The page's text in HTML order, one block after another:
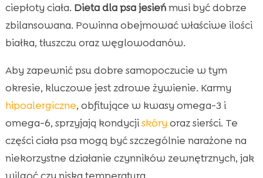
ciepłoty ciała. Dieta dla psa jesieńmusi być dobrze
zbilansowana. Powinna obejmować właściwe ilości
białka, tłuszczu oraz węglowodanów.
Aby zapewnić psu dobre samopoczucie w tym
okresie, kluczowe jest zdrowe żywienie. Karmy
hipoalergiczne, obfitujące w kwasy omega-3 i
omega-6, sprzyjają kondycjiskóry oraz sierści. Te
części ciała psa mogą być szczególnie narażone na
niekorzystne działanie czynników zewnętrznych, jak